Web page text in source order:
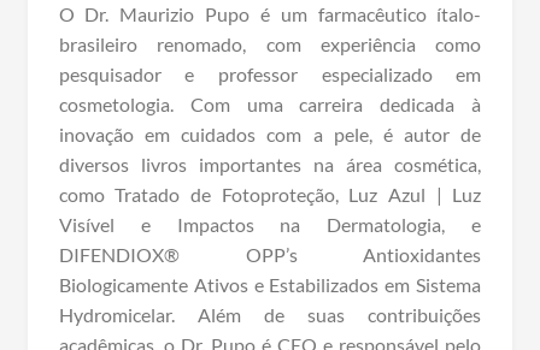
O Dr. Maurizio Pupo é um farmacêutico ítalo-
brasileiro renomado, com experiência como
pesquisador e professor especializado em
cosmetologia. Com uma carreira dedicada à
inovação em cuidados com a pele, é autor de
diversos livros importantes na área cosmética,
como Tratado de Fotoproteção, Luz Azul | Luz
Visível e Impactos na Dermatologia, e
DIFENDIOX® OPP’s Antioxidantes
Biologicamente Ativos e Estabilizados em Sistema
Hydromicelar. Além de suas contribuições
acadêmicas, o Dr. Pupo é CEO e responsável pelo